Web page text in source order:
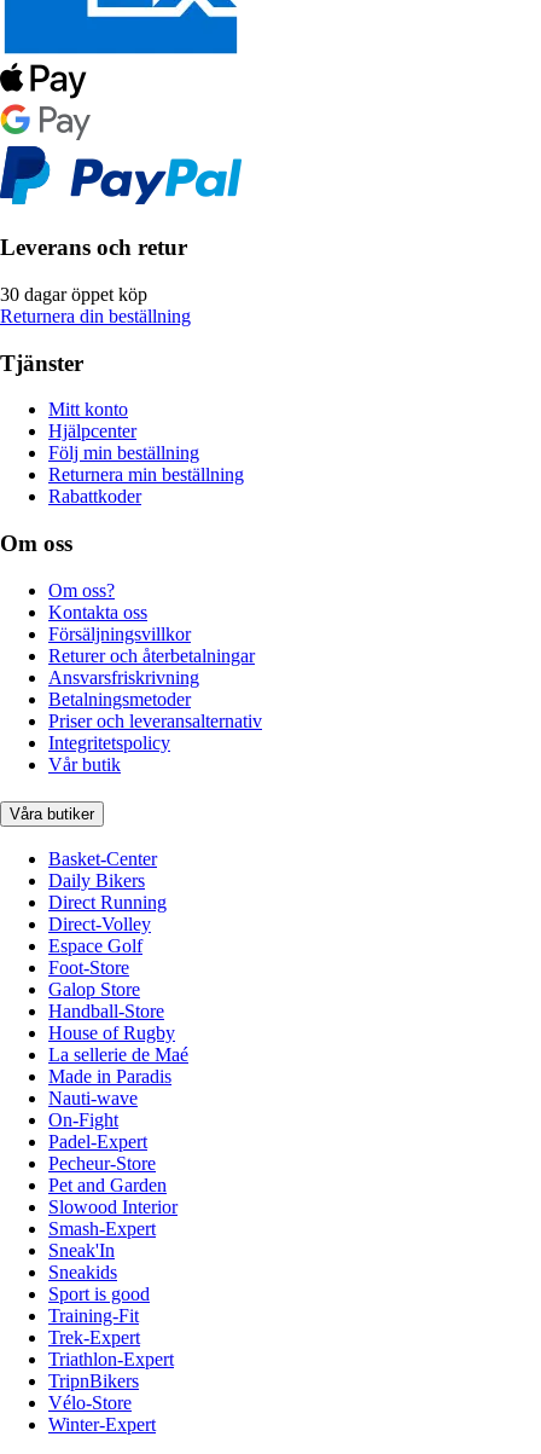
Leverans och retur
30 dagar öppet köp
Returnera din beställning
Tjänster
Mitt konto
Hjälpcenter
Följ min beställning
Returnera min beställning
Rabattkoder
Om oss
Om oss?
Kontakta oss
Försäljningsvillkor
Returer och återbetalningar
Ansvarsfriskrivning
Betalningsmetoder
Priser och leveransalternativ
Integritetspolicy
Vår butik
Våra butiker
Basket-Center
Daily Bikers
Direct Running
Direct-Volley
Espace Golf
Foot-Store
Galop Store
Handball-Store
House of Rugby
La sellerie de Maé
Made in Paradis
Nauti-wave
On-Fight
Padel-Expert
Pecheur-Store
Pet and Garden
Slowood Interior
Smash-Expert
Sneak'In
Sneakids
Sport is good
Training-Fit
Trek-Expert
Triathlon-Expert
TripnBikers
Vélo-Store
Winter-Expert